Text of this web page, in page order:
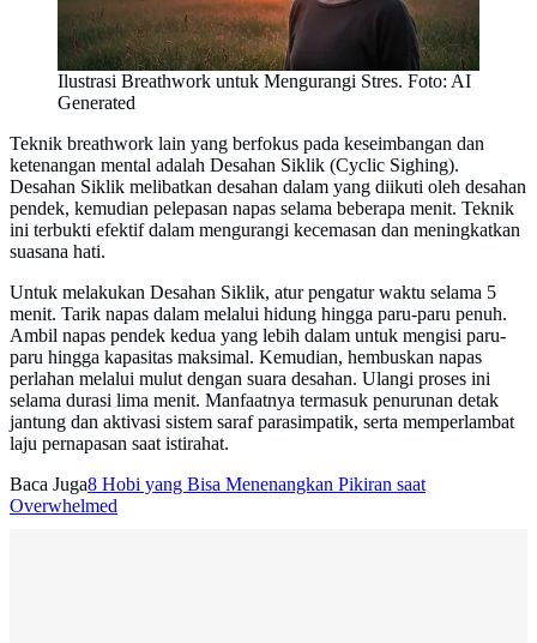
Ilustrasi Breathwork untuk Mengurangi Stres. Foto: AI
Generated
Teknik breathwork lain yang berfokus pada keseimbangan dan
ketenangan mental adalah Desahan Siklik (Cyclic Sighing).
Desahan Siklik melibatkan desahan dalam yang diikuti oleh desahan
pendek, kemudian pelepasan napas selama beberapa menit. Teknik
ini terbukti efektif dalam mengurangi kecemasan dan meningkatkan
suasana hati.
Untuk melakukan Desahan Siklik, atur pengatur waktu selama 5
menit. Tarik napas dalam melalui hidung hingga paru-paru penuh.
Ambil napas pendek kedua yang lebih dalam untuk mengisi paru-
paru hingga kapasitas maksimal. Kemudian, hembuskan napas
perlahan melalui mulut dengan suara desahan. Ulangi proses ini
selama durasi lima menit. Manfaatnya termasuk penurunan detak
jantung dan aktivasi sistem saraf parasimpatik, serta memperlambat
laju pernapasan saat istirahat.
Baca Juga8 Hobi yang Bisa Menenangkan Pikiran saat
Overwhelmed